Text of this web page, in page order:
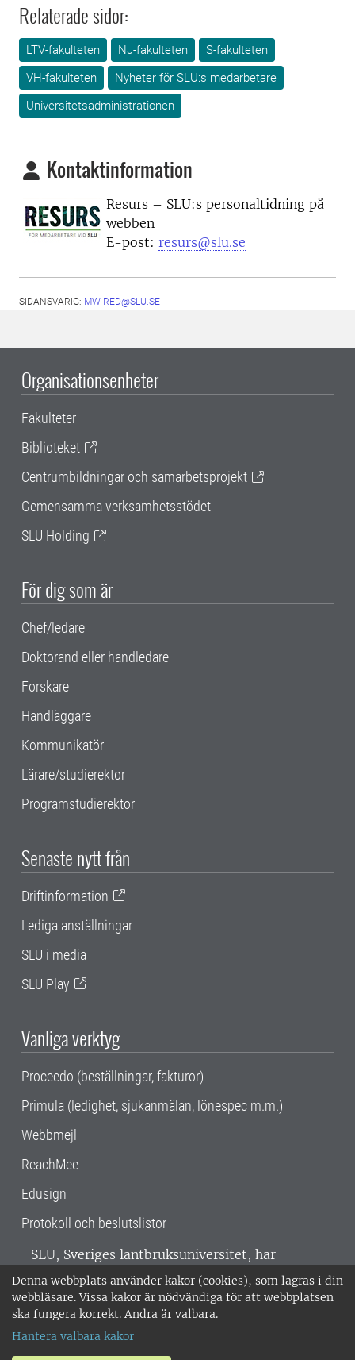
Denna webbplats använder kakor (cookies), som lagras i din
webbläsare. Vissa kakor är nödvändiga för att webbplatsen
ska fungera korrekt. Andra är valbara.
Hantera valbara kakor
Relaterade sidor:
LTV-fakulteten NJ-fakulteten
S-fakulteten
VH-fakulteten
Nyheter för SLU:s medarbetare
Universitetsadministrationen
Kontaktinformation
Resurs – SLU:s personaltidning på
webben
E-post: resurs@slu.se
SIDANSVARIG: MW-RED@SLU.SE
Organisationsenheter
Fakulteter
Biblioteket
Centrumbildningar och samarbetsprojekt
Gemensamma verksamhetsstödet
SLU Holding
För dig som är
Chef/ledare
Doktorand eller handledare
Forskare
Handläggare
Kommunikatör
Lärare/studierektor
Programstudierektor
Senaste nytt från
Driftinformation
Lediga anställningar
SLU i media
SLU Play
Vanliga verktyg
Proceedo (beställningar, fakturor)
Primula (ledighet, sjukanmälan, lönespec m.m.)
Webbmejl
ReachMee
Edusign
Protokoll och beslutslistor
SLU, Sveriges lantbruksuniversitet, har
verksamhet över hela Sverige. Huvudorter är
Alnarp, Uppsala och Umeå.SLU är
miljöcertifierat enligt ISO 14001. •
018-67 10 00 • Org nr: 202100-2817 •